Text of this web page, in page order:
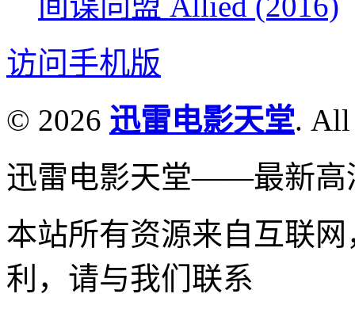
访问手机版
© 2026 迅雷电影天堂. All
迅雷电影天堂——最新高
本站所有资源来自互联
利，请与我们联系